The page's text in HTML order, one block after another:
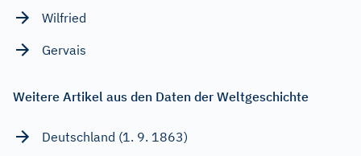
Wilfried
Gervais
Weitere Artikel aus den Daten der Weltgeschichte
Deutschland (1. 9. 1863)